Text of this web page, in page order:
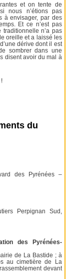
et on tente de
nous n’étions pas
à envisager, par des
Et ce n’est pas
n’a pas
oreille et a laissé les
dérive dont il est
sombrer dans une
disent avoir du mal à
du
des Pyrénées –
Perpignan Sud,
des Pyrénées-
de La Bastide ; à
au cimetière de La
devant